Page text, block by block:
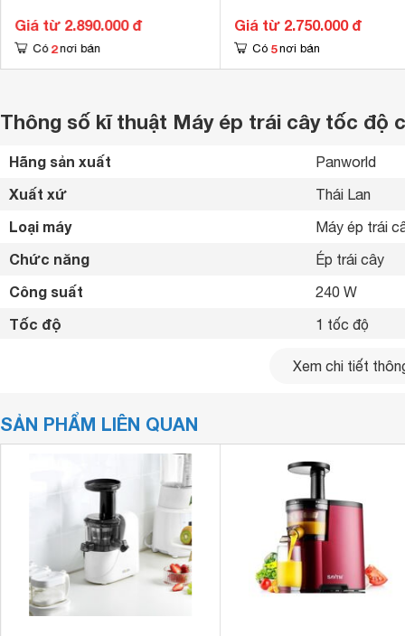
Giá từ 2.890.000 đ
Có 2 nơi bán
Giá từ 2.750.000 đ
Có 5 nơi bán
Thông số kĩ thuật Máy ép trái cây tốc độ
Hãng sản xuất Panworld
Xuất xứ Thái Lan
Loại máy Máy ép trái
Chức năng Ép trái cây
Công suất 240 W
Tốc độ 1 tốc độ
Nút nhấn
Tiện ích
Giữ nguyên
Không có
Chất liệu màng lọc Thép không
Chất liệu máy Nhựa
Số lượng cối Không có
Kích thước
Xem chi tiết
SẢN PHẨM LIÊN QUAN